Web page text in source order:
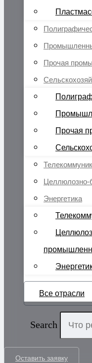
Прочая
Прочая
Целлюлозно-
Энергетика
Все отрасли
Search
Оставить заявку